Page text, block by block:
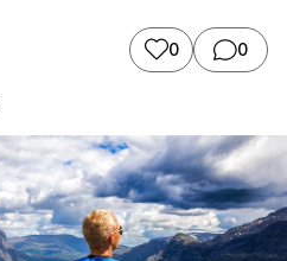
0 0